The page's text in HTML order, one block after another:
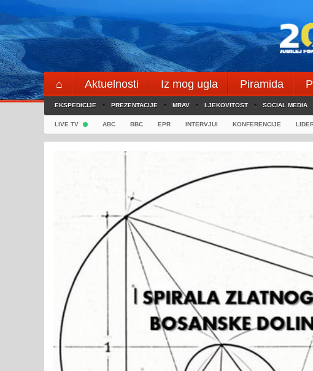
Skip
to
content
⌂ Aktuelnosti Iz mog ugla Piramida
Blogeri
⌖
EKSPEDICIJE PREZENTACIJE MRAV LJEKOVITOST SOCIAL MEDIA
LIVE TV ABC BBC EPR INTERVJUI KONFERENCIJE